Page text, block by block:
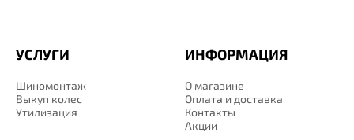
ИНФОРМАЦИЯ
О магазине
Оплата и доставка
Контакты
Акции
УСЛУГИ
Шиномонтаж
Выкуп колес
Утилизация